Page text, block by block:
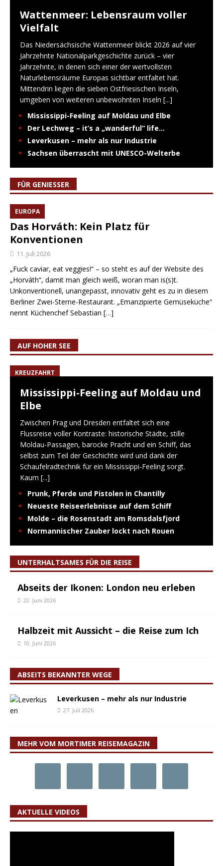
Wattenmeer: Lebensraum voller
Vielfalt
Das Niedersächsische Wattenmeer blickt 2026 auf vier
Jahrzehnte Nationalparkgeschichte zurück – vier
Jahrzehnte, in denen sich einer der wertvollsten
Naturlebensräume Europas sichtbar entfaltet hat.
Mittendrin liegen die sieben Ostfriesischen Inseln,
umgeben von weiteren unbewohnten Inseln [...]
Mississippi-Feeling auf Moldau und Elbe
Der Lechweg – it’s a „wanderful“ life…
Leverkusen – mehr als nur Industrie
Sachsen überrascht mit UNESCO-Welterbe
FÜR GENIESSER
EUROPA
Das Horváth: Kein Platz für
Konventionen
11. Juli 2026
„Fuck caviar, eat veggies!“ – so steht es auf der Website des
„Horváth“, damit man gleich weiß, woran man is(s)t.
Unkonventionell, unangepasst, innovativ geht es zu in diesem
Berliner Zwei-Sterne-Restaurant. „Emanzipierte Gemüseküche“
nennt Küchenchef Sebastian […]
AUF HOHER SEE
KREUZFAHRT
Mississippi-Feeling auf Moldau und
Elbe
Zwischen Prag und Dresden entfaltet sich eine
Flussreise voller Kontraste: historische Städte, stille
Moldau-Passagen, barocke Pracht und ein Schiff, das
selbst zum Teil der Geschichte wird und dank der
Schaufelradtechnik für ein Mississippi-Feeling sorgt.
Kaum [...]
Prunk, Pferde und Pistolen in Chantilly
Neueste Reiseerlebnisse auf dem Schiff
Molde – die Rosenstadt am Romsdalsfjord
Normannischer Zauber lockt nach Rouen
UNTERHALTSAMES FÜR DIE REISE
Abseits der Ikonen: London neu erleben
22. Juni 2026
Halbzeit mit Aussicht – die Reise zum Ich
10. Juni 2026
ABSEITS BEKANNTER WEGE
Leverkusen – mehr als nur Industrie
27. Juli 2026
MEHR VOM MORTIMER REISEMAGAZIN
AKTUELLE VIDEOS